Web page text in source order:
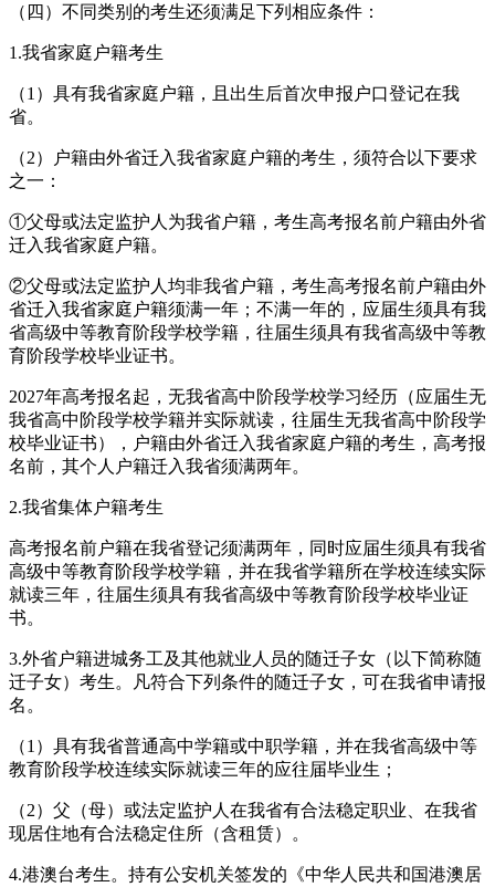
（四）不同类别的考生还须满足下列相应条件：
1.我省家庭户籍考生
（1）具有我省家庭户籍，且出生后首次申报户口登记在我
省。
（2）户籍由外省迁入我省家庭户籍的考生，须符合以下要求
之一：
①父母或法定监护人为我省户籍，考生高考报名前户籍由外省
迁入我省家庭户籍。
②父母或法定监护人均非我省户籍，考生高考报名前户籍由外
省迁入我省家庭户籍须满一年；不满一年的，应届生须具有我
省高级中等教育阶段学校学籍，往届生须具有我省高级中等教
育阶段学校毕业证书。
2027年高考报名起，无我省高中阶段学校学习经历（应届生无
我省高中阶段学校学籍并实际就读，往届生无我省高中阶段学
校毕业证书），户籍由外省迁入我省家庭户籍的考生，高考报
名前，其个人户籍迁入我省须满两年。
2.我省集体户籍考生
高考报名前户籍在我省登记须满两年，同时应届生须具有我省
高级中等教育阶段学校学籍，并在我省学籍所在学校连续实际
就读三年，往届生须具有我省高级中等教育阶段学校毕业证
书。
3.外省户籍进城务工及其他就业人员的随迁子女（以下简称随
迁子女）考生。凡符合下列条件的随迁子女，可在我省申请报
名。
（1）具有我省普通高中学籍或中职学籍，并在我省高级中等
教育阶段学校连续实际就读三年的应往届毕业生；
（2）父（母）或法定监护人在我省有合法稳定职业、在我省
现居住地有合法稳定住所（含租赁）。
4.港澳台考生。持有公安机关签发的《中华人民共和国港澳居